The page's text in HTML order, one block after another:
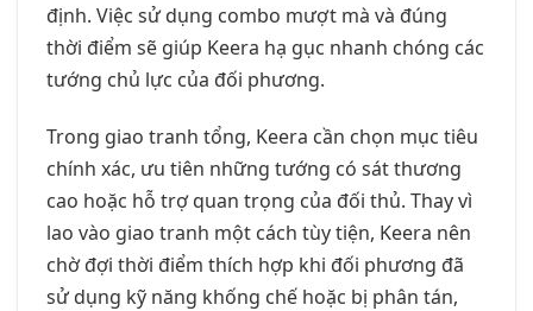
định. Việc sử dụng combo mượt mà và đúng
thời điểm sẽ giúp Keera hạ gục nhanh chóng các
tướng chủ lực của đối phương.
Trong giao tranh tổng, Keera cần chọn mục tiêu
chính xác, ưu tiên những tướng có sát thương
cao hoặc hỗ trợ quan trọng của đối thủ. Thay vì
lao vào giao tranh một cách tùy tiện, Keera nên
chờ đợi thời điểm thích hợp khi đối phương đã
sử dụng kỹ năng khống chế hoặc bị phân tán,